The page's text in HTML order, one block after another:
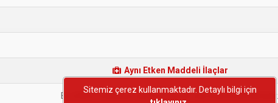
Aynı Etken Maddeli İlaçlar
Bu etken maddeye sahip başka bir ilaç bulunmamaktadır.
Sitemiz çerez kullanmaktadır. Detaylı bilgi için